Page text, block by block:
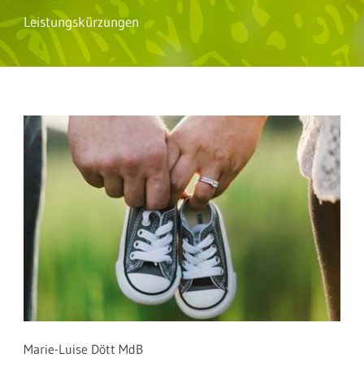
Leistungskürzungen
Marie-Luise Dött MdB